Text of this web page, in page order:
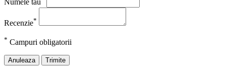
Numele tau
Recenzie*
* Campuri obligatorii
Anuleaza Trimite